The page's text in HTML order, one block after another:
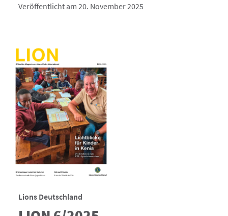
Veröffentlicht am 20. November 2025
Lions Deutschland